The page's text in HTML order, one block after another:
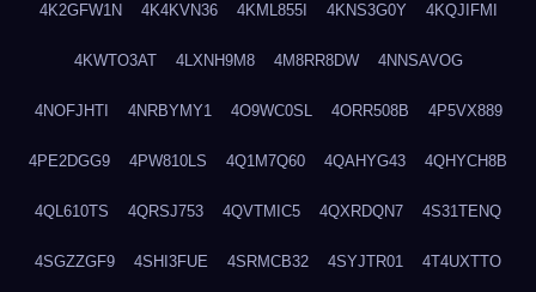
4K2GFW1N 4K4KVN36 4KML855I 4KNS3G0Y 4KQJIFMI
4KWTO3AT 4LXNH9M8 4M8RR8DW 4NNSAVOG
4NOFJHTI 4NRBYMY1 4O9WC0SL 4ORR508B 4P5VX889
4PE2DGG9 4PW810LS 4Q1M7Q60 4QAHYG43 4QHYCH8B
4QL610TS 4QRSJ753 4QVTMIC5 4QXRDQN7 4S31TENQ
4SGZZGF9 4SHI3FUE 4SRMCB32 4SYJTR01 4T4UXTTO